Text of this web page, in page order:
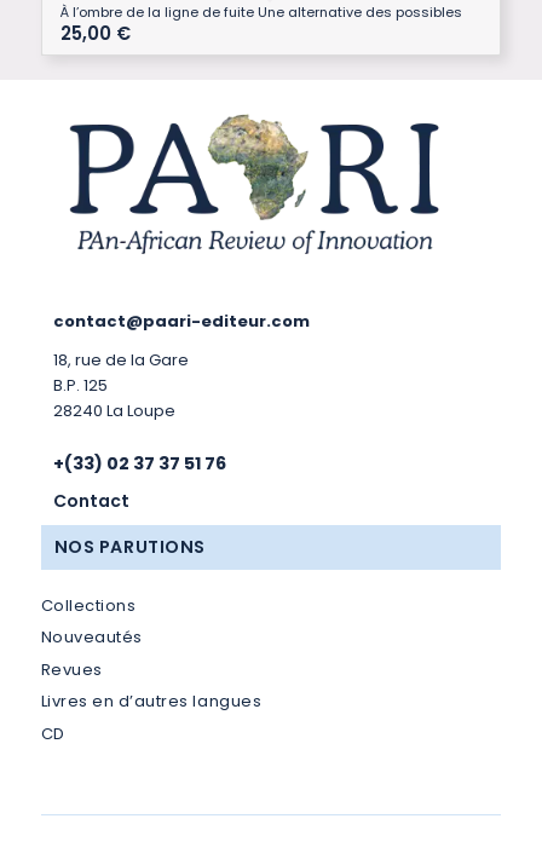
À l’ombre de la ligne de fuite Une alternative des possibles
25,00 €
contact@paari-editeur.com
18, rue de la Gare
B.P. 125
28240 La Loupe
+(33) 02 37 37 51 76
Contact
NOS PARUTIONS
Collections
Nouveautés
Revues
Livres en d’autres langues
CD